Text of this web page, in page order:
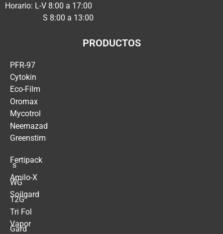
Horario: L-V 8:00 a 17:00
S 8:00 a 13:00
PRODUCTOS
PFR-97
Cytokin
Eco-Film
Oromax
Mycotrol
Neemazad
Greenstim
Fertipack
´s
Amilo-X
WG
Soilgard
12G
Tri Fol
Vapor
Gard